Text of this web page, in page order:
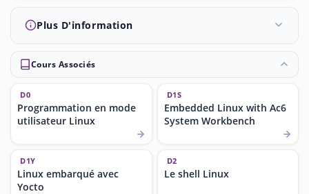
Plus D'information
Cours Associés
D0
Programmation en mode
utilisateur Linux
D1S
Embedded Linux with Ac6
System Workbench
D1Y
Linux embarqué avec
Yocto
D2
Le shell Linux